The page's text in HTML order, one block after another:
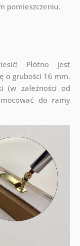
pomieszczeniu.
Płótno jest
o grubości 16 mm.
(w zależności od
do ramy